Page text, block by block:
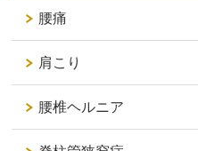
腰痛
肩こり
腰椎ヘルニア